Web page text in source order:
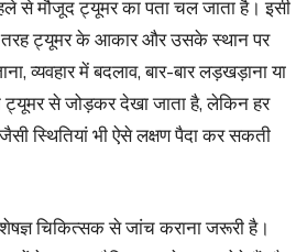
से मौजूद ट्यूमर का पता चल जाता है। इसी
तरह ट्यूमर के आकार और उसके स्थान पर
व्यवहार में बदलाव, बार-बार लड़खड़ाना या
से जोड़कर देखा जाता है, लेकिन हर
स्थितियां भी ऐसे लक्षण पैदा कर सकती
चिकित्सक से जांच कराना जरूरी है।